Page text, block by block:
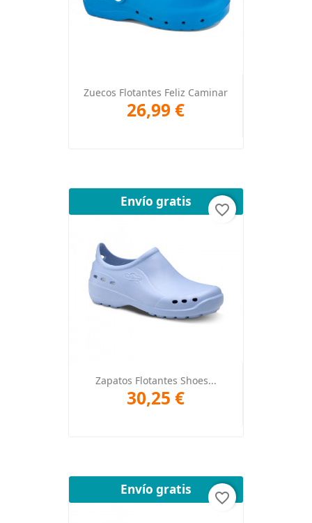
Zuecos Flotantes Feliz Caminar
26,99 €
Zapatos Flotantes Shoes...
30,25 €
Envío gratis
favorite_border
Envío gratis
favorite_border